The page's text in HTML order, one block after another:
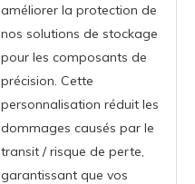
améliorer la protection de
nos solutions de stockage
pour les composants de
précision. Cette
personnalisation réduit les
dommages causés par le
transit / risque de perte,
garantissant que vos